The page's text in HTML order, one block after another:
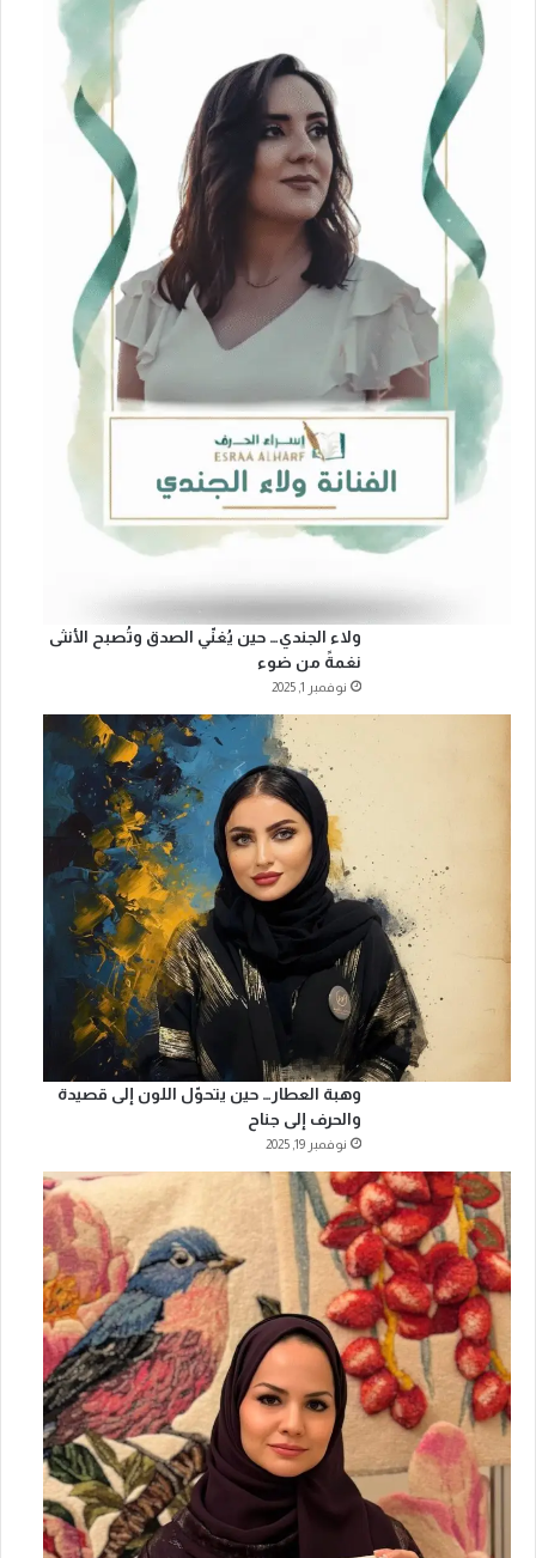
ولاء الجندي… حين يُغنّي الصدق وتُصبح الأنثى
نغمةً من ضوء
نوفمبر 1, 2025
وهبة العطار… حين يتحوّل اللون إلى قصيدة
والحرف إلى جناح
نوفمبر 19, 2025